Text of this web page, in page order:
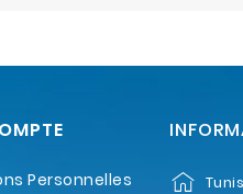
Personnelles